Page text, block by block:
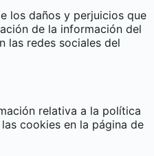
los daños y perjuicios que
de la información del
las redes sociales del
relativa a la política
cookies en la página de